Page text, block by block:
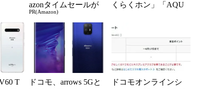
azonタイムセールが
見逃せない
PR(Amazon)
くらくホン」「AQU
対象に
T
ドコモ、arrows 5Gと
ドコモオンラインシ